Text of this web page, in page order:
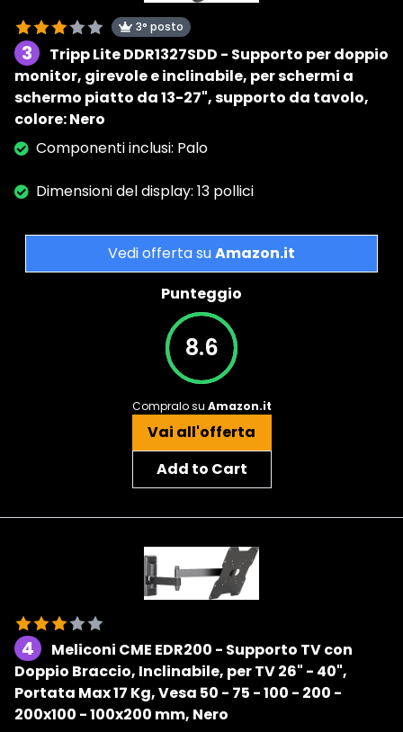
3° posto
3
Tripp Lite DDR1327SDD - Supporto per doppio
monitor, girevole e inclinabile, per schermi a
schermo piatto da 13-27", supporto da tavolo,
colore: Nero
Componenti inclusi: Palo
Dimensioni del display: 13 pollici
Vedi offerta suAmazon.it
Punteggio
8.6
Compralo su Amazon.it
Vai all'offerta
Add to Cart
4
Meliconi CME EDR200 - Supporto TV con
Doppio Braccio, Inclinabile, per TV 26" - 40",
Portata Max 17 Kg, Vesa 50 - 75 - 100 - 200 -
200x100 - 100x200 mm, Nero